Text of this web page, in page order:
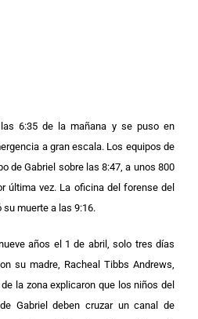
6:35 de la mañana y se puso en
a gran escala. Los equipos de
de Gabriel sobre las 8:47, a unos 800
última vez. La oficina del forense del
muerte a las 9:16.
años el 1 de abril, solo tres días
su madre, Racheal Tibbs Andrews,
la zona explicaron que los niños del
Gabriel deben cruzar un canal de